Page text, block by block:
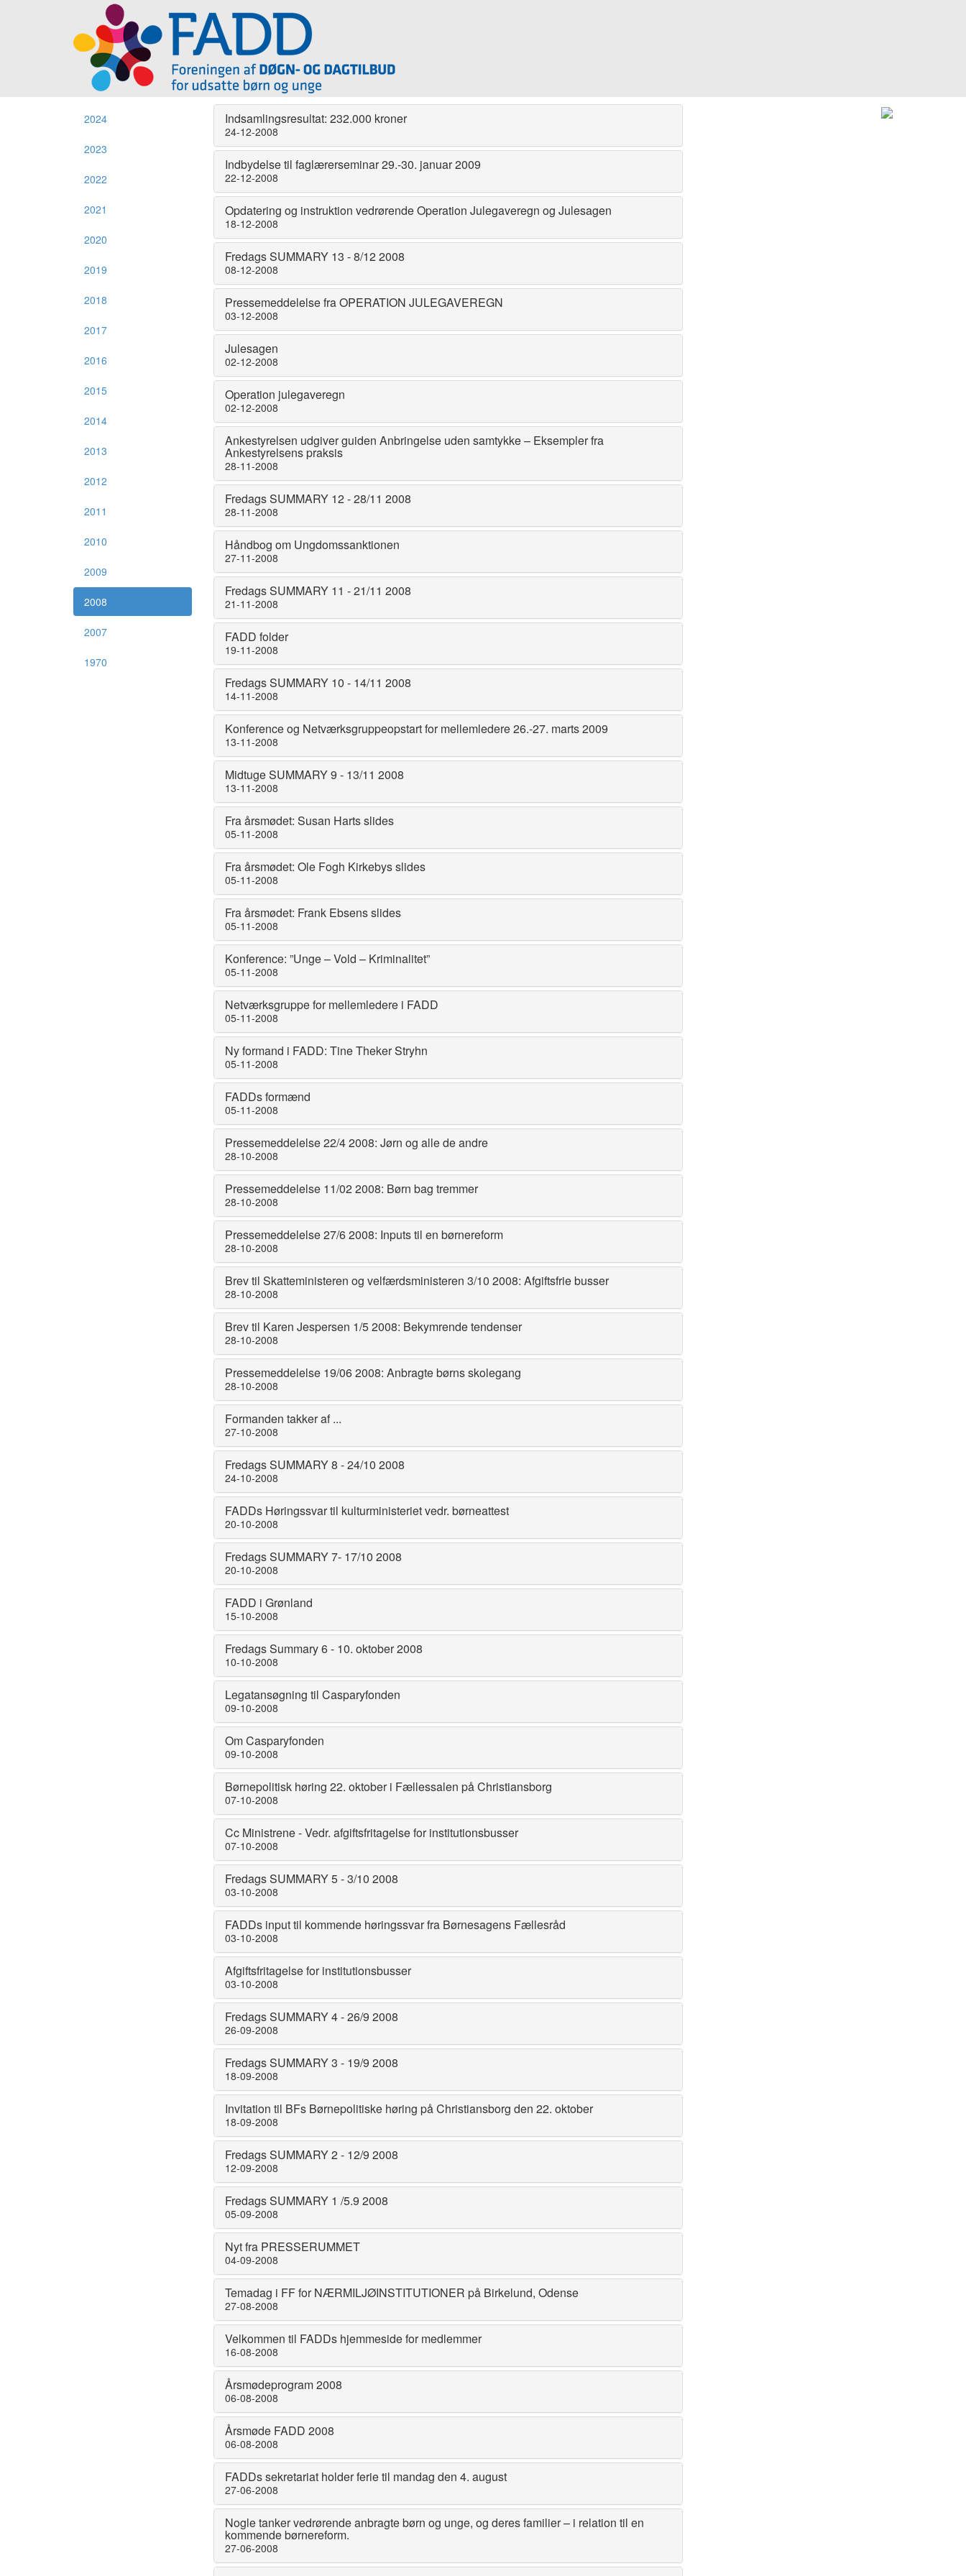
2024
2023
2022
2021
2020
2019
2018
2017
2016
2015
2014
2013
2012
2011
2010
2009
2008
2007
1970
Indsamlingsresultat: 232.000 kroner
24-12-2008
Indbydelse til faglærerseminar 29.-30. januar 2009
22-12-2008
Opdatering og instruktion vedrørende Operation Julegaveregn og Julesagen
18-12-2008
Fredags SUMMARY 13 - 8/12 2008
08-12-2008
Pressemeddelelse fra OPERATION JULEGAVEREGN
03-12-2008
Julesagen
02-12-2008
Operation julegaveregn
02-12-2008
Ankestyrelsen udgiver guiden Anbringelse uden samtykke – Eksempler fra
Ankestyrelsens praksis
28-11-2008
Fredags SUMMARY 12 - 28/11 2008
28-11-2008
Håndbog om Ungdomssanktionen
27-11-2008
Fredags SUMMARY 11 - 21/11 2008
21-11-2008
FADD folder
19-11-2008
Fredags SUMMARY 10 - 14/11 2008
14-11-2008
Konference og Netværksgruppeopstart for mellemledere 26.-27. marts 2009
13-11-2008
Midtuge SUMMARY 9 - 13/11 2008
13-11-2008
Fra årsmødet: Susan Harts slides
05-11-2008
Fra årsmødet: Ole Fogh Kirkebys slides
05-11-2008
Fra årsmødet: Frank Ebsens slides
05-11-2008
Konference: ”Unge – Vold – Kriminalitet”
05-11-2008
Netværksgruppe for mellemledere i FADD
05-11-2008
Ny formand i FADD: Tine Theker Stryhn
05-11-2008
FADDs formænd
05-11-2008
Pressemeddelelse 22/4 2008: Jørn og alle de andre
28-10-2008
Pressemeddelelse 11/02 2008: Børn bag tremmer
28-10-2008
Pressemeddelelse 27/6 2008: Inputs til en børnereform
28-10-2008
Brev til Skatteministeren og velfærdsministeren 3/10 2008: Afgiftsfrie busser
28-10-2008
Brev til Karen Jespersen 1/5 2008: Bekymrende tendenser
28-10-2008
Pressemeddelelse 19/06 2008: Anbragte børns skolegang
28-10-2008
Formanden takker af ...
27-10-2008
Fredags SUMMARY 8 - 24/10 2008
24-10-2008
FADDs Høringssvar til kulturministeriet vedr. børneattest
20-10-2008
Fredags SUMMARY 7- 17/10 2008
20-10-2008
FADD i Grønland
15-10-2008
Fredags Summary 6 - 10. oktober 2008
10-10-2008
Legatansøgning til Casparyfonden
09-10-2008
Om Casparyfonden
09-10-2008
Børnepolitisk høring 22. oktober i Fællessalen på Christiansborg
07-10-2008
Cc Ministrene - Vedr. afgiftsfritagelse for institutionsbusser
07-10-2008
Fredags SUMMARY 5 - 3/10 2008
03-10-2008
FADDs input til kommende høringssvar fra Børnesagens Fællesråd
03-10-2008
Afgiftsfritagelse for institutionsbusser
03-10-2008
Fredags SUMMARY 4 - 26/9 2008
26-09-2008
Fredags SUMMARY 3 - 19/9 2008
18-09-2008
Invitation til BFs Børnepolitiske høring på Christiansborg den 22. oktober
18-09-2008
Fredags SUMMARY 2 - 12/9 2008
12-09-2008
Fredags SUMMARY 1 /5.9 2008
05-09-2008
Nyt fra PRESSERUMMET
04-09-2008
Temadag i FF for NÆRMILJØINSTITUTIONER på Birkelund, Odense
27-08-2008
Velkommen til FADDs hjemmeside for medlemmer
16-08-2008
Årsmødeprogram 2008
06-08-2008
Årsmøde FADD 2008
06-08-2008
FADDs sekretariat holder ferie til mandag den 4. august
27-06-2008
Nogle tanker vedrørende anbragte børn og unge, og deres familier – i relation til en
kommende børnereform.
27-06-2008